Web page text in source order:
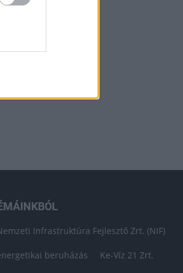
Infrastruktúra Fejlesztő Zrt. (NIF)
beruházás Ke-Víz 21 Zrt.